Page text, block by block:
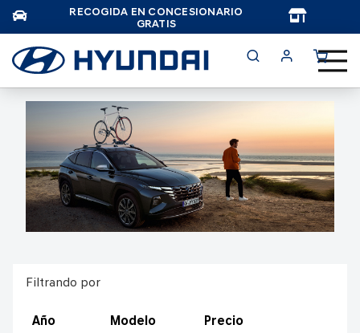
RECOGIDA EN CONCESIONARIO
GRATIS
Filtrando por
Año Modelo
Precio